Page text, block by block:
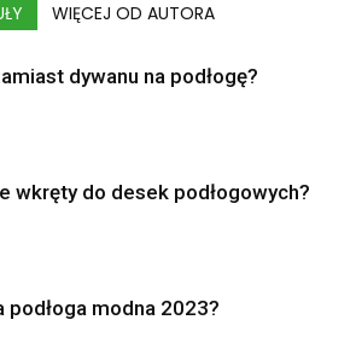
WIĘCEJ OD AUTORA
dywanu na podłogę?
wkręty do desek podłogowych?
podłoga modna 2023?